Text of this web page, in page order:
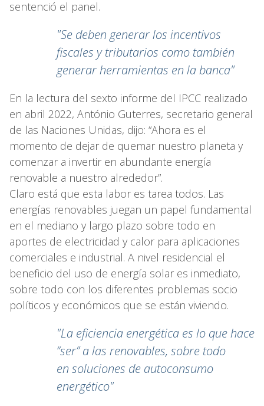
sentenció el panel.
"Se deben generar los incentivos
fiscales y tributarios como también
generar herramientas en la banca"
En la lectura del sexto informe del IPCC realizado
en abril 2022, António Guterres, secretario general
de las Naciones Unidas, dijo: “Ahora es el
momento de dejar de quemar nuestro planeta y
comenzar a invertir en abundante energía
renovable a nuestro alrededor”.
Claro está que esta labor es tarea todos. Las
energías renovables juegan un papel fundamental
en el mediano y largo plazo sobre todo en
aportes de electricidad y calor para aplicaciones
comerciales e industrial. A nivel residencial el
beneficio del uso de energía solar es inmediato,
sobre todo con los diferentes problemas socio
políticos y económicos que se están viviendo.
"La eficiencia energética es lo que hace
“ser” a las renovables, sobre todo
en soluciones de autoconsumo
energético"